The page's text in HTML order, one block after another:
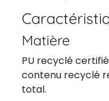
Matière
PU recyclé
contenu recyclé
total.